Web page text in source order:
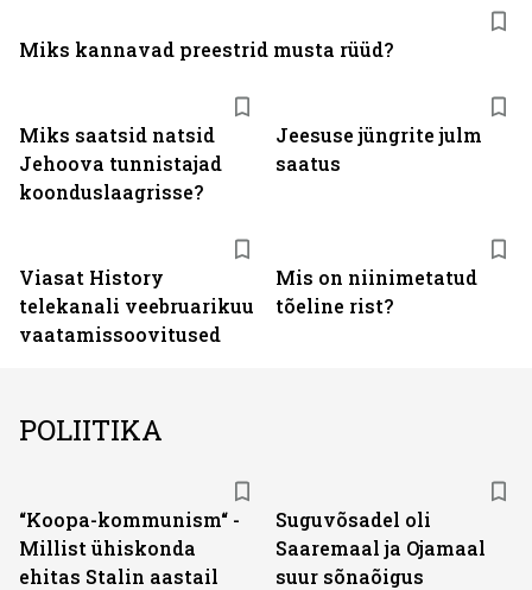
Miks saatsid natsid
Jehoova tunnistajad
koonduslaagrisse?
Jeesuse jüngrite julm
saatus
Viasat History
telekanali veebruarikuu
vaatamissoovitused
Mis on niinimetatud
tõeline rist?
Miks kannavad preestrid musta rüüd?
POLIITIKA
“Koopa-kommunism“ -
Millist ühiskonda
ehitas Stalin aastail
Suguvõsadel oli
Saaremaal ja Ojamaal
suur sõnaõigus